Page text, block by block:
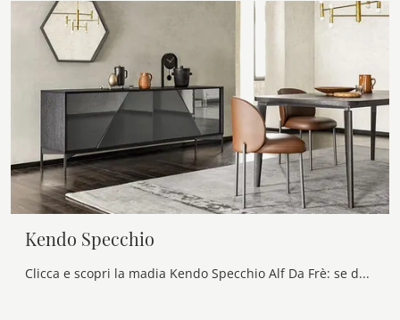
Kendo Specchio
Clicca e scopri la madia Kendo Specchio Alf Da Frè: se desideri mobili in vetro per stanze moderne, questa è l'acquisto perfetto per te!